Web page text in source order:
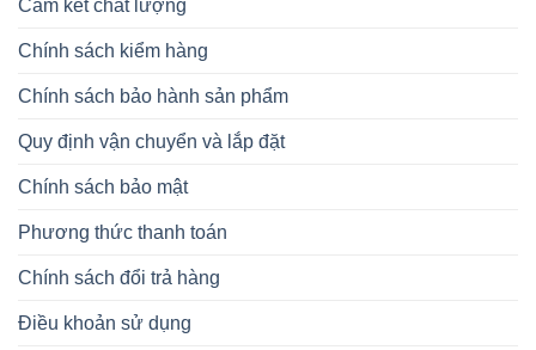
Cam kết chất lượng
Chính sách kiểm hàng
Chính sách bảo hành sản phẩm
Quy định vận chuyển và lắp đặt
Chính sách bảo mật
Phương thức thanh toán
Chính sách đổi trả hàng
Điều khoản sử dụng